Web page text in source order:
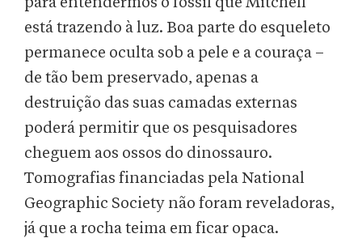
está trazendo à luz. Boa parte do esqueleto
permanece oculta sob a pele e a couraça –
de tão bem preservado, apenas a
destruição das suas camadas externas
poderá permitir que os pesquisadores
cheguem aos ossos do dinossauro.
Tomografias financiadas pela National
Geographic Society não foram reveladoras,
já que a rocha teima em ficar opaca.